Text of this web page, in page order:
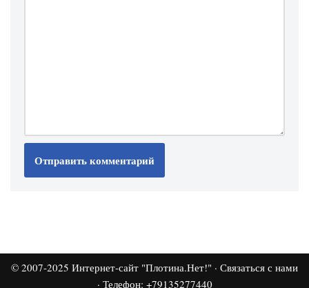
© 2007-2025 Интернет-сайт "Плотина.Нет!" · Связаться с нами
· Телефон: +79135277440